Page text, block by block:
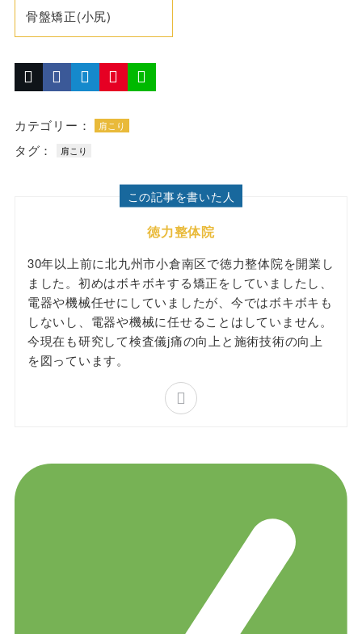
骨盤矯正(小尻)
カテゴリー： 肩こり
タグ： 肩こり
この記事を書いた人
徳力整体院
30年以上前に北九州市小倉南区で徳力整体院を開業し
ました。初めはボキボキする矯正をしていましたし、
電器や機械任せにしていましたが、今ではボキボキも
しないし、電器や機械に任せることはしていません。
今現在も研究して検査儀j痛の向上と施術技術の向上
を図っています。